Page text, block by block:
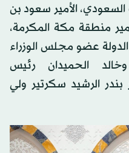
السعودي، الأمير سعود بن
منطقة مكة المكرمة،
عضو مجلس الوزراء
الحميدان رئيس
بندر الرشيد سكرتير ولي